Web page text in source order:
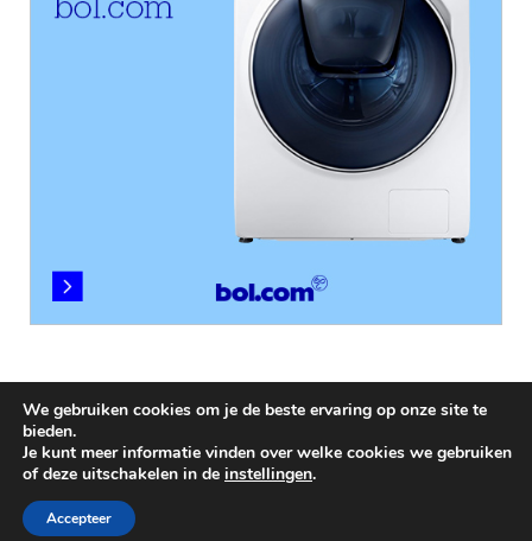
Aangedreven door
We gebruiken cookies om je de beste ervaring op onze site te
bieden.
Je kunt meer informatie vinden over welke cookies we gebruiken
of deze uitschakelen in de instellingen.
Accepteer